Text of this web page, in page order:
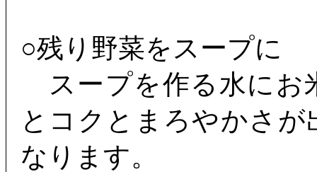
○残り野菜をスープに
スープを作る水にお
とコクとまろやかさ
なります。